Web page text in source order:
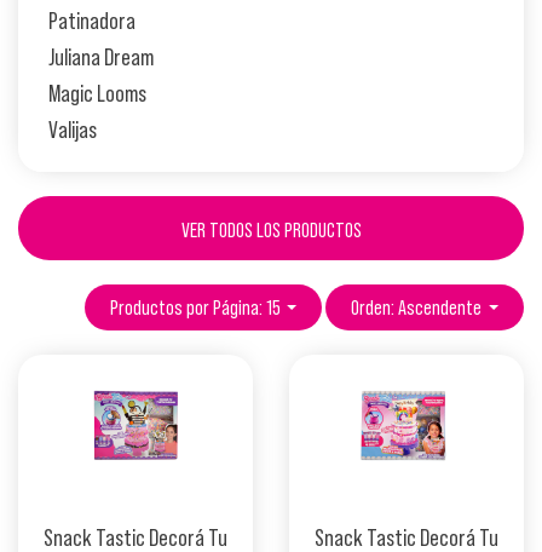
Patinadora
Juliana Dream
Magic Looms
Valijas
VER TODOS LOS PRODUCTOS
Productos por Página: 15 Orden: Ascendente
Snack Tastic Decorá Tu
Snack Tastic Decorá Tu